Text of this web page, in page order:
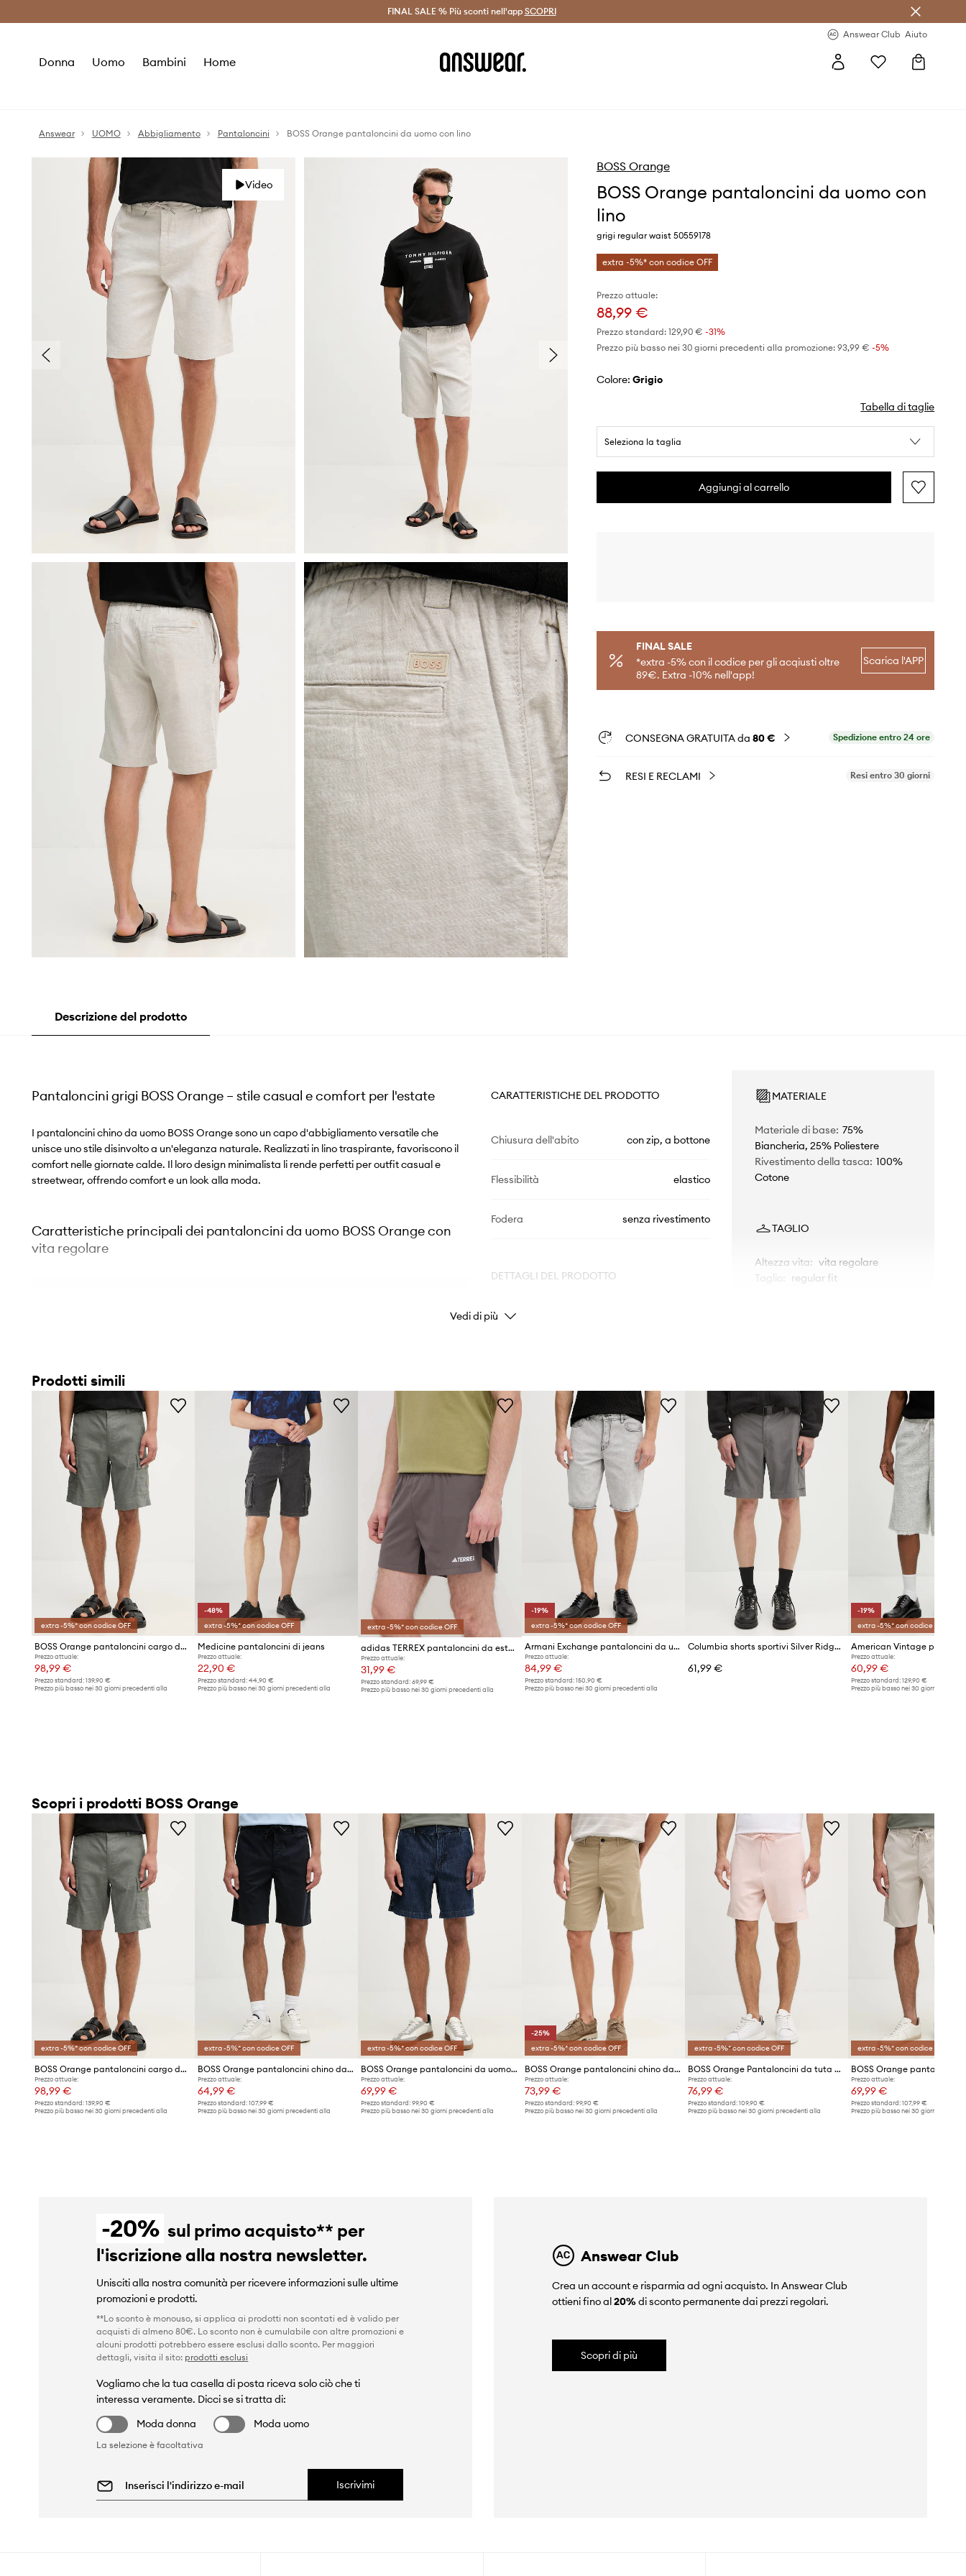
Risparmia con Answear Club > Spedizione entro 24 ore >
FINAL SALE % Più sconti nell'app SCOPRI
Answear Club Aiuto
Donna Uomo Bambini Home
Answear UOMO Abbigliamento Pantaloncini BOSS Orange pantaloncini da uomo con lino
Video
BOSS Orange
BOSS Orange pantaloncini da uomo con
lino
grigi regular waist 50559178
extra -5%* con codice OFF
Prezzo attuale:
88,99 €
Prezzo standard: 129,90 € -31%
Prezzo più basso nei 30 giorni precedenti alla promozione: 93,99 € -5%
Colore: grigio
Tabella di taglie
Seleziona la taglia
Aggiungi al carrello
FINAL SALE
*extra -5% con il codice per gli acqiusti oltre
89€. Extra -10% nell'app!
Scarica l'APP
CONSEGNA GRATUITA da 80 € Spedizione entro 24 ore
RESI E RECLAMI Resi entro 30 giorni
Descrizione del prodotto
Pantaloncini grigi BOSS Orange – stile casual e comfort per l'estate
I pantaloncini chino da uomo BOSS Orange sono un capo d'abbigliamento versatile che
unisce uno stile disinvolto a un'eleganza naturale. Realizzati in lino traspirante, favoriscono il
comfort nelle giornate calde. Il loro design minimalista li rende perfetti per outfit casual e
streetwear, offrendo comfort e un look alla moda.
Caratteristiche principali dei pantaloncini da uomo BOSS Orange con
vita regolare
comoda senza costrizioni
Il materiale traspirante con lino
supporta la circolazione dell'aria,
particolarmente vantaggioso nelle giornate calde
Lostile versatile permette di abbinare facilmente i pantaloncini a outfit casual
e minimalisti
Lachiusura con cerniera e bottone
abbinata alla coulisse in vita consente una
regolazione individuale
pratiche tasche laterali e posteriori
permettono di riporre comodamente
piccoli oggetti
materiale elastico
favorisce l'adattamento alla silhouette, senza limitare la
libertà di movimento
CARATTERISTICHE DEL PRODOTTO
Chiusura dell'abito con zip, a bottone
Flessibilità elastico
Fodera senza rivestimento
DETTAGLI DEL PRODOTTO
Codice del fabbricante
Marchio/Brand BOSS Orange
Produttore
ID prodotto
MATERIALE
Materiale di base: 75%
Biancheria, 25% Poliestere
Rivestimento della tasca: 100%
Cotone
TAGLIO
Altezza vita: vita regolare
Taglio
regular fit
Altezza della vita: 30 cm
Larghezza ai fianchi
54 cm
Lunghezza esterna della gamba
con cintura: 52 cm
Il modello nella foto è alto 182 cm
e indossa la taglia 32
Tabella di taglie
Vedi di più
Prodotti simili
extra -5%* con codice OFF
BOSS Orange pantaloncini cargo da uomo con lino
Prezzo attuale:
98,99 €
Prezzo standard: 139,90 €
Prezzo più basso nei 30 giorni precedenti alla
-48%
extra -5%* con codice OFF
Medicine pantaloncini di jeans
Prezzo attuale:
22,90 €
Prezzo standard:44,90 €
Prezzo più basso nei 30 giorni precedenti alla
extra -5%* con codice OFF
adidas TERREX pantaloncini da esterno Multi TERREXMulti
Prezzo attuale:
31,99 €
Prezzo standard: 69,99 €
Prezzo più basso nei 30 giorni precedenti alla
-19%
extra -5%* con codice OFF
Armani Exchange pantaloncini da uomo in jeans
Prezzo attuale:
84,99 €
Prezzo standard: 150,90 €
Prezzo più basso nei 30 giorni precedenti alla
Columbia shorts sportivi Silver Ridge Utility
61,99 €
-19%
extra -5%* con codice OFF
American Vintage
Prezzo attuale:
60,99 €
Prezzo standard: 129,90 €
Prezzo più basso nei 30 giorni
Scopri i prodotti BOSS Orange
extra -5%* con codice OFF
BOSS Orange pantaloncini cargo da uomo con lino
Prezzo attuale:
98,99 €
Prezzo standard: 139,90 €
Prezzo più basso nei 30 giorni precedenti alla
extra -5%* con codice OFF
BOSS Orange pantaloncini chino da uomo in cotone con elastan
Prezzo attuale:
64,99 €
Prezzo standard:107,99 €
Prezzo più basso nei 30 giorni precedenti alla
extra -5%* con codice OFF
BOSS Orange pantaloncini da uomo in jeans Shorts
Prezzo attuale:
69,99 €
Prezzo standard: 99,90 €
Prezzo più basso nei 30 giorni precedenti alla
-25%
extra -5%* con codice OFF
BOSS Orange pantaloncini chino da uomo in cotone con elastan
Prezzo attuale:
73,99 €
Prezzo standard: 99,90 €
Prezzo più basso nei 30 giorni precedenti alla
extra -5%* con codice OFF
BOSS Orange Pantaloncini da tuta da uomo con cotone
Prezzo attuale:
76,99 €
Prezzo standard:109,90 €
Prezzo più basso nei 30 giorni precedenti alla
extra -5%* con codice OFF
Prezzo attuale:
69,99 €
Prezzo standard: 107,99 €
Prezzo più basso nei 30 giorni
-20% sul primo acquisto** per
l'iscrizione alla nostra newsletter.
Unisciti alla nostra comunità per ricevere informazioni sulle ultime
promozioni e prodotti.
**Lo sconto è monouso, si applica ai prodotti non scontati ed è valido per
acquisti di almeno 80€. Lo sconto non è cumulabile con altre promozioni e
alcuni prodotti potrebbero essere esclusi dallo sconto. Per maggiori
dettagli, visita il sito: prodotti esclusi
Vogliamo che la tua casella di posta riceva solo ciò che ti
interessa veramente. Dicci se si tratta di:
Moda donna
Moda uomo
La selezione è facoltativa
Iscrivimi
Answear Club
Crea un account e risparmia ad ogni acquisto. In Answear Club
ottieni fino al20%di sconto permanente dai prezzi regolari.
Scopri di più